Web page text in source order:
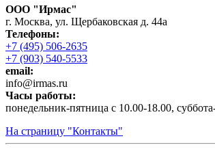
ООО "Ирмас"
г. Москва, ул. Щербаковская д. 44а
Телефоны:
+7 (495) 506-2635
+7 (903) 540-5533
email:
infо@irmas.ru
Часы работы:
понедельник-пятница с 10.00-18.00,
На страницу "Контакты"